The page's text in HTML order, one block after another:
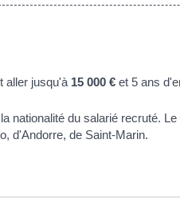
aller jusqu'à 15 000 € et 5 ans
du salarié recruté.
d'Andorre, de Saint-Marin.